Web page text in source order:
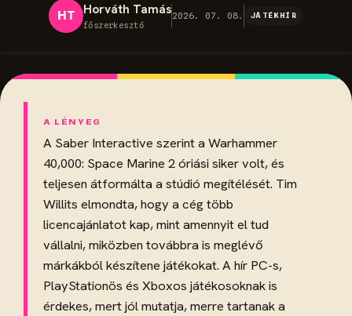
HT Horváth Tamás
főszerkesztő
2026. 07. 08. JÁTÉKHÍR
A Saber Interactive szerint a Warhammer
40,000: Space Marine 2 óriási siker volt, és
teljesen átformálta a stúdió megítélését. Tim
Willits elmondta, hogy a cég több
licencajánlatot kap, mint amennyit el tud
vállalni, miközben továbbra is meglévő
márkákból készítene játékokat. A hír PC-s,
PlayStationös és Xboxos játékosoknak is
érdekes, mert jól mutatja, merre tartanak a